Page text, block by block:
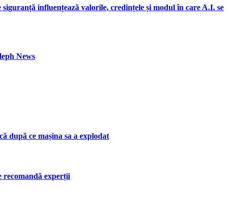
influențează valorile, credințele și modul în care A.I. se
News
după ce mașina sa a explodat
recomandă experții